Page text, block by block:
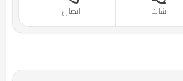
اتصال شات